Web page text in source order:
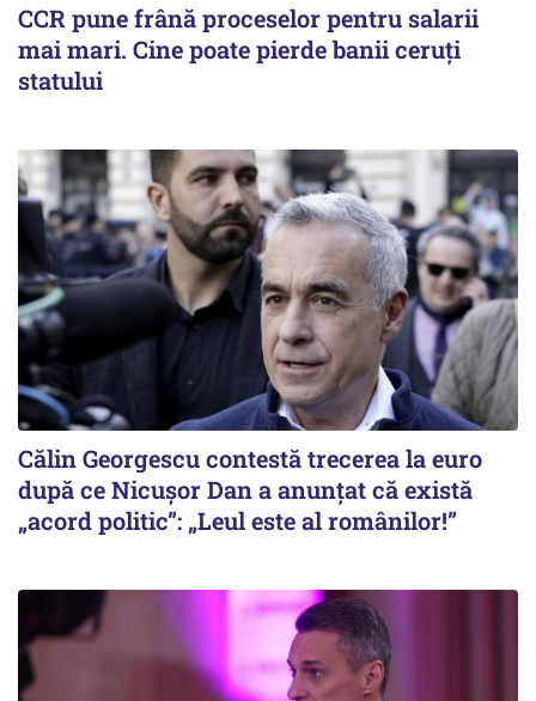
CCR pune frână proceselor pentru salarii
mai mari. Cine poate pierde banii ceruți
statului
Călin Georgescu contestă trecerea la euro
după ce Nicușor Dan a anunțat că există
„acord politic”: „Leul este al românilor!”